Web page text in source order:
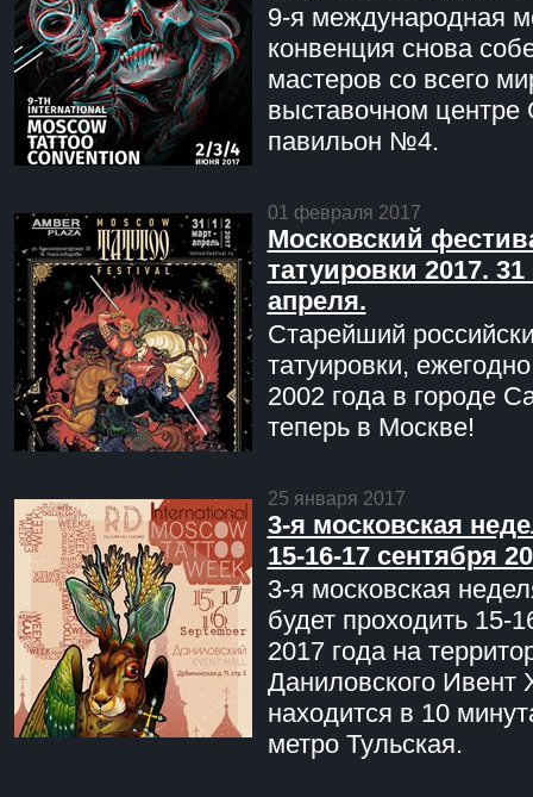
9-я международная
конвенция снова
мастеров со всего
выставочном центре
павильон №4.
01 февраля 2017
Московский
татуировки 2017. 31
апреля.
Старейший
татуировки,
2002 года в городе
теперь в Москве!
25 января 2017
3-я московская
15-16-17 сентября
3-я московская
будет проходить 15-
2017 года на
Даниловского Ивент
находится в 10
метро Тульская.